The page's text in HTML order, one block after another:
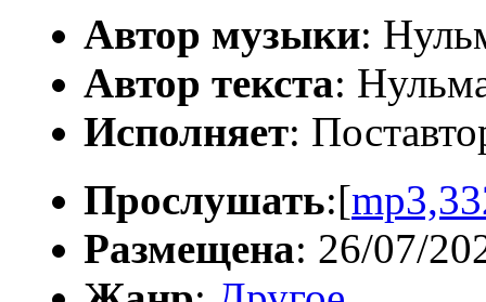
Автор музыки:
Автор текста:
Исполняет:
Прослушать:[
Размещена: 26/07/